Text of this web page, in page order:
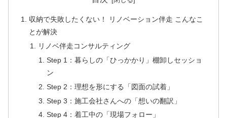
収納で失敗したくない！ リノベーション伴走 こんなこ
とが解決
リノベ伴走コンサルティング
Step 1：暮らしの「ひっかかり」棚卸しセッショ
ン
Step 2：理想を形にする「図面の試着」
Step 3：施工会社さんへの「想いの翻訳」
Step 4：着工中の「現場フォロー」